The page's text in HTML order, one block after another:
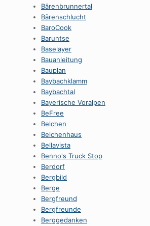
Bärenbrunnertal
Bärenschlucht
BaroCook
Baruntse
Baselayer
Bauanleitung
Bauplan
Baybachklamm
Baybachtal
Bayerische Voralpen
BeFree
Belchen
Belchenhaus
Bellavista
Benno's Truck Stop
Berdorf
Bergbild
Berge
Bergfreund
Bergfreunde
Berggedanken